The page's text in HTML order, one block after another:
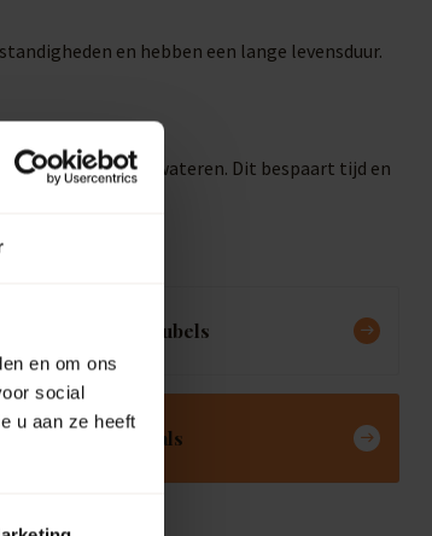
en om ons
social
u aan ze heeft
en hebben een lange levensduur.
je tuin te bewateren. Dit bespaart tijd en
Meubels
Deals